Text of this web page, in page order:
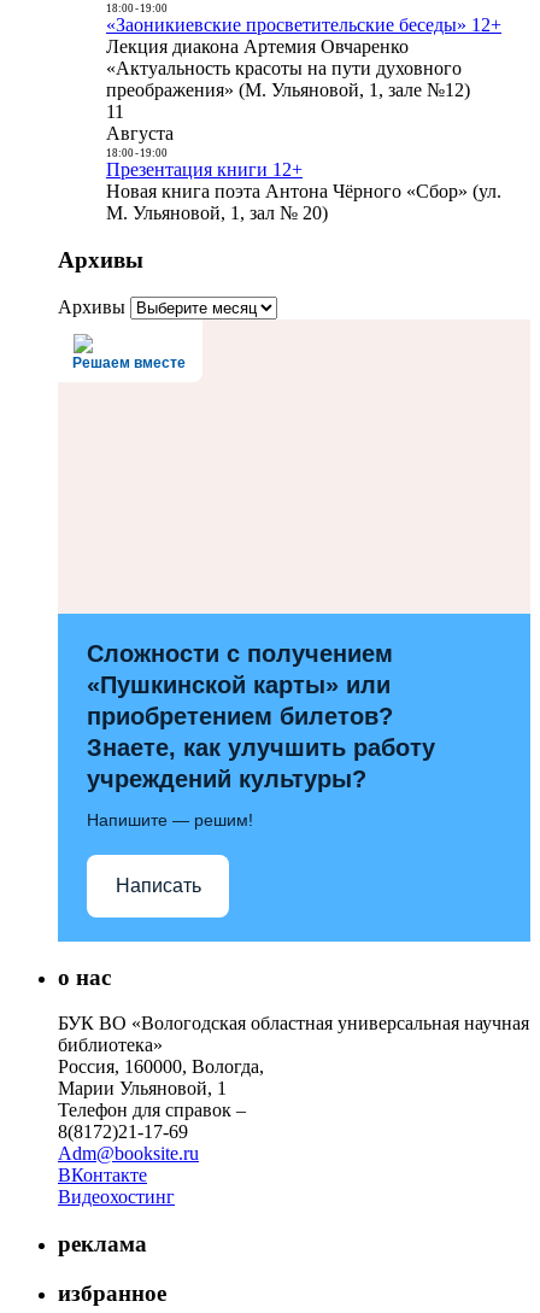
18:00- 19:00
«Заоникиевские просветительские беседы» 12+
Лекция диакона Артемия Овчаренко
«Актуальность красоты на пути духовного
преображения» (М. Ульяновой, 1, зале №12)
11
Августа
18:00- 19:00
Презентация книги 12+
Новая книга поэта Антона Чёрного «Сбор» (ул.
М. Ульяновой, 1, зал № 20)
Архивы
Архивы
Решаем вместе
Сложности с получением
«Пушкинской карты» или
приобретением билетов?
Знаете, как улучшить работу
учреждений культуры?
Напишите — решим!
Написать
о нас
БУК ВО «Вологодская областная универсальная научная
библиотека»
Россия, 160000, Вологда,
Марии Ульяновой, 1
Телефон для справок –
8(8172)21-17-69
Adm@booksite.ru
ВКонтакте
Видеохостинг
реклама
избранное